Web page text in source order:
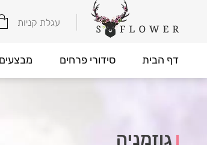
עגלת קניות
דף הבית סידורי פרחים מבצעים
גוזמניה